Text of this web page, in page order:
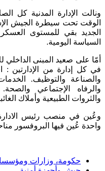
ونالت الإدارة المدنية كل
الوقت تحت سيطرة الجيش
الجديد بقي للمستوى
السياسة اليومية.
أمّا على صعيد المبنى الداخلي
في كل إدارة من الإدارتين :
والصناعة والتوظيف.
والرفاه الإجتماعي
والثروات الطبيعية وأملاك
وعُين في منصب رئيس
واحدة عُين فيها البروفسور
حكومة، وزارات